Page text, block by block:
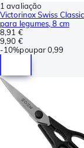
1 avaliação
Victorinox Swiss
para legumes, 8 cm
8,91 €
9,90 €
-10%poupar0,99